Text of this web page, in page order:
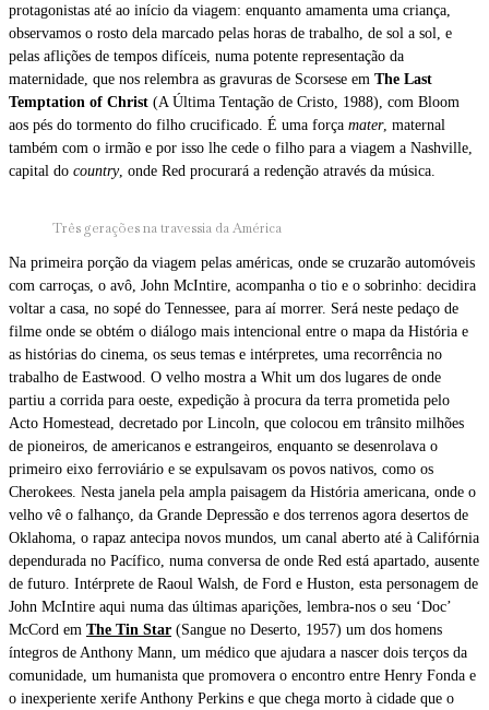
protagonistas até ao início da viagem: enquanto amamenta uma criança,
observamos o rosto dela marcado pelas horas de trabalho, de sol a sol, e
pelas aflições de tempos difíceis, numa potente representação da
maternidade, que nos relembra as gravuras de Scorsese em The Last
Temptation of Christ (A Última Tentação de Cristo, 1988), com Bloom
aos pés do tormento do filho crucificado. É uma força mater, maternal
também com o irmão e por isso lhe cede o filho para a viagem a Nashville,
capital do country, onde Red procurará a redenção através da música.
Três gerações na travessia da América
Na primeira porção da viagem pelas américas, onde se cruzarão automóveis
com carroças, o avô, John McIntire, acompanha o tio e o sobrinho: decidira
voltar a casa, no sopé do Tennessee, para aí morrer. Será neste pedaço de
filme onde se obtém o diálogo mais intencional entre o mapa da História e
as histórias do cinema, os seus temas e intérpretes, uma recorrência no
trabalho de Eastwood. O velho mostra a Whit um dos lugares de onde
partiu a corrida para oeste, expedição à procura da terra prometida pelo
Acto Homestead, decretado por Lincoln, que colocou em trânsito milhões
de pioneiros, de americanos e estrangeiros, enquanto se desenrolava o
primeiro eixo ferroviário e se expulsavam os povos nativos, como os
Cherokees. Nesta janela pela ampla paisagem da História americana, onde o
velho vê o falhanço, da Grande Depressão e dos terrenos agora desertos de
Oklahoma, o rapaz antecipa novos mundos, um canal aberto até à Califórnia
dependurada no Pacífico, numa conversa de onde Red está apartado, ausente
de futuro. Intérprete de Raoul Walsh, de Ford e Huston, esta personagem de
John McIntire aqui numa das últimas aparições, lembra-nos o seu ‘Doc’
McCord em The Tin Star (Sangue no Deserto, 1957) um dos homens
íntegros de Anthony Mann, um médico que ajudara a nascer dois terços da
comunidade, um humanista que promovera o encontro entre Henry Fonda e
o inexperiente xerife Anthony Perkins e que chega morto à cidade que o